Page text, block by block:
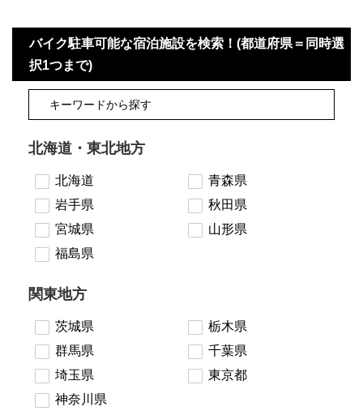
バイク駐車可能な宿泊施設を検索！(都道府県＝同時選
択1つまで)
北海道・東北地方
北海道
青森県
岩手県
秋田県
宮城県
山形県
福島県
関東地方
茨城県
栃木県
群馬県
千葉県
埼玉県
東京都
神奈川県